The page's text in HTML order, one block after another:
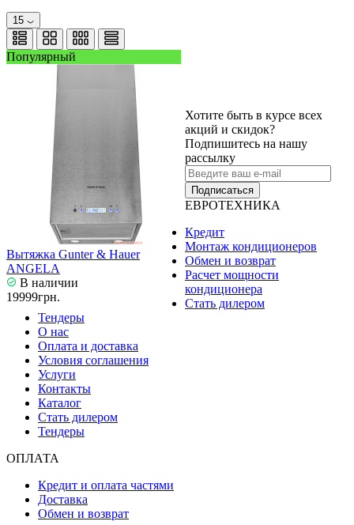
15
Популярный
Вытяжка Gunter & Hauer
ANGELA
В наличии
19999грн.
Хотите быть в курсе всех
акций и скидок?
Подпишитесь на нашу
рассылку
Подписаться
ЕВРОТЕХНИКА
Кредит
Монтаж кондиционеров
Обмен и возврат
Расчет мощности
кондиционера
Стать дилером
Тендеры
О нас
Оплата и доставка
Условия соглашения
Услуги
Контакты
Каталог
Стать дилером
Тендеры
ОПЛАТА
Кредит и оплата частями
Доставка
Обмен и возврат